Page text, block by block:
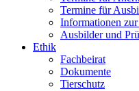
Termine für
Informationen
Ausbilder und
Ethik
Fachbeirat
Dokumente
Tierschutz